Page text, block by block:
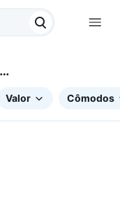
Valor Cômodos